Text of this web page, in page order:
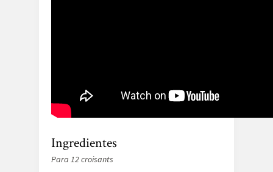
Ingredientes
Para 12 croisants